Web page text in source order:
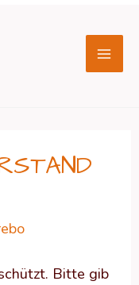
Bitte gib